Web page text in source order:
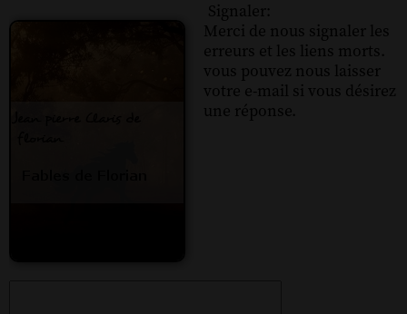
Signaler:
Merci de nous signaler les
erreurs et les liens morts.
vous pouvez nous laisser
votre e-mail si vous désirez
une réponse.